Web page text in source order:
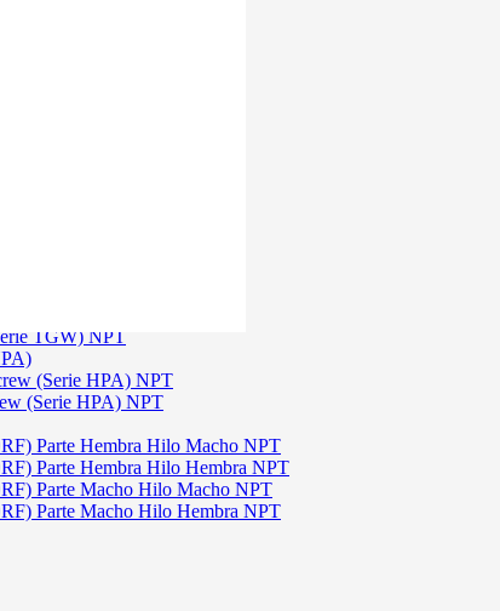
TGW) NPT
(Serie HPA) NPT
(Serie HPA) NPT
Parte Hembra Hilo Macho NPT
Parte Hembra Hilo Hembra NPT
Parte Macho Hilo Macho NPT
Parte Macho Hilo Hembra NPT